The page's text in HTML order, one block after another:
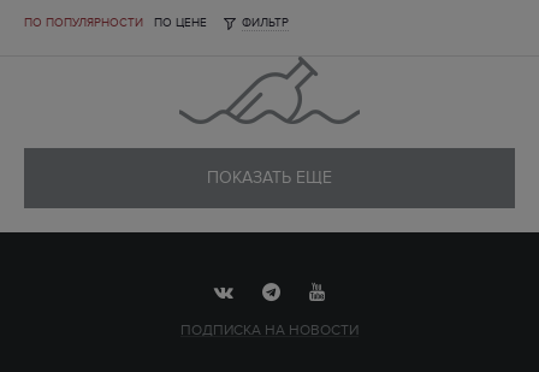
ПО ПОПУЛЯРНОСТИ ПО ЦЕНЕ ФИЛЬТР
ПОКАЗАТЬ ЕЩЕ
ПОДПИСКА НА НОВОСТИ